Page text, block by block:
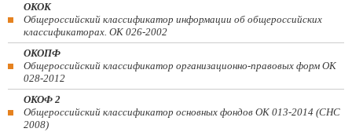
ОКОК
Общероссийский классификатор информации об общероссийских
классификаторах. ОК 026-2002
ОКОПФ
Общероссийский классификатор организационно-правовых форм ОК
028-2012
ОКОФ 2
Общероссийский классификатор основных фондов ОК 013-2014 (СНС
2008)